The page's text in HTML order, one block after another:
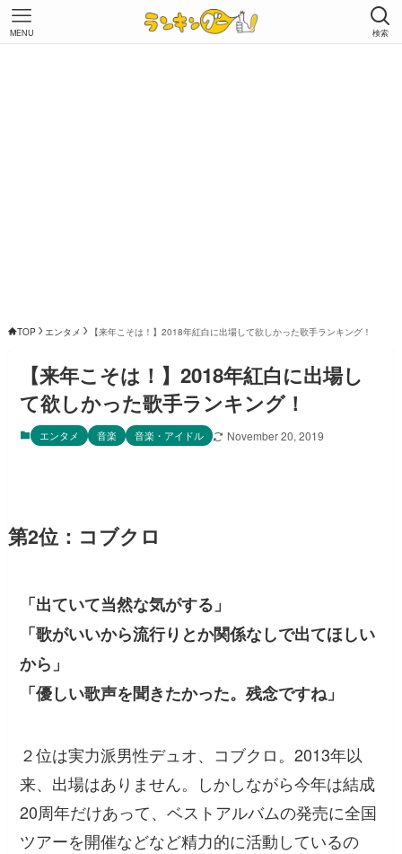
検索
MENU
TOP エンタメ 【来年こそは！】2018年紅白に出場して欲しかった歌手ランキング！
【来年こそは！】2018年紅白に出場し
て欲しかった歌手ランキング！
エンタメ 音楽 音楽・アイドル November 20, 2019
第2位：コブクロ
「出ていて当然な気がする」
「歌がいいから流行りとか関係なしで出てほしい
から」
「優しい歌声を聞きたかった。残念ですね」
２位は実力派男性デュオ、コブクロ。2013年以
来、出場はありません。しかしながら今年は結成
20周年だけあって、ベストアルバムの発売に全国
ツアーを開催などなど精力的に活動しているの